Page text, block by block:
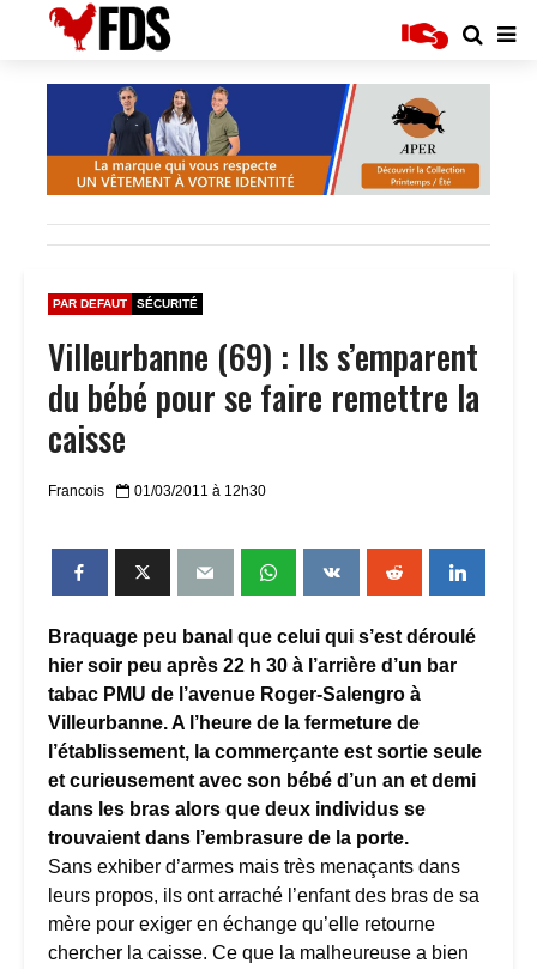
PAR DEFAUT SÉCURITÉ
Villeurbanne (69) : Ils s’emparent
du bébé pour se faire remettre la
caisse
Francois 01/03/2011 à 12h30
Braquage peu banal que celui qui s’est déroulé
hier soir peu après 22 h 30 à l’arrière d’un bar
tabac PMU de l’avenue Roger-Salengro à
Villeurbanne. A l’heure de la fermeture de
l’établissement, la commerçante est sortie seule
et curieusement avec son bébé d’un an et demi
dans les bras alors que deux individus se
trouvaient dans l’embrasure de la porte.
Sans exhiber d’armes mais très menaçants dans
leurs propos, ils ont arraché l’enfant des bras de sa
mère pour exiger en échange qu’elle retourne
chercher la caisse. Ce que la malheureuse a bien